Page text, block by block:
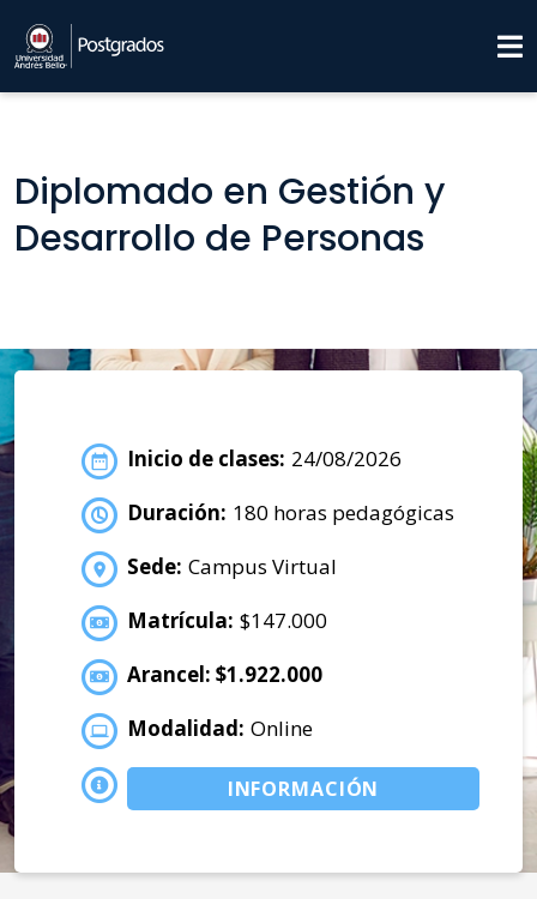
Diplomado en Gestión y
Desarrollo de Personas
Inicio de clases: 24/08/2026
Duración: 180 horas pedagógicas
Sede: Campus Virtual
Matrícula: $147.000
Arancel: $1.922.000
Modalidad: Online
INFORMACIÓN